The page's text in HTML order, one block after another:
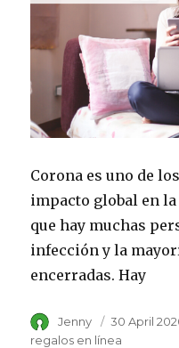
Corona es uno de
impacto global en
que hay muchas
infección y la
encerradas. Hay
Author
Jenny
Posted
on
30 April
regalos en línea